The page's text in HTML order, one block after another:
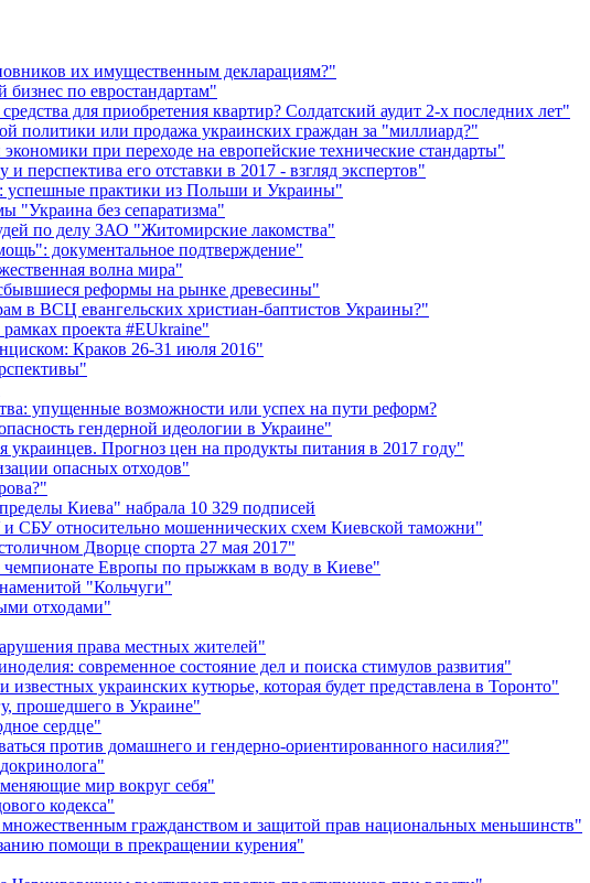
их имущественным декларациям?"
по евростандартам"
для приобретения квартир? Солдатский аудит 2-х последних лет"
политики или продажа украинских граждан за "миллиард?"
при переходе на европейские технические стандарты"
и перспектива его отставки в 2017 - взгляд экспертов"
успешные практики из Польши и Украины"
"Украина без сепаратизма"
по делу ЗАО "Житомирские лакомства"
документальное подтверждение"
волна мира"
реформы на рынке древесины"
в ВСЦ евангельских христиан-баптистов Украины?"
проекта #EUkraine"
Краков 26-31 июля 2016"
упущенные возможности или успех на пути реформ?
гендерной идеологии в Украине"
украинцев. Прогноз цен на продукты питания в 2017 году"
опасных отходов"
Киева" набрала 10 329 подписей
относительно мошеннических схем Киевской таможни"
Дворце спорта 27 мая 2017"
Европы по прыжкам в воду в Киеве"
"Кольчуги"
отходами"
права местных жителей"
современное состояние дел и поиска стимулов развития"
украинских кутюрье, которая будет представлена в Торонто"
прошедшего в Украине"
сердце"
против домашнего и гендерно-ориентированного насилия?"
мир вокруг себя"
кодекса"
множественным гражданством и защитой прав национальных меньшинств"
помощи в прекращении курения"